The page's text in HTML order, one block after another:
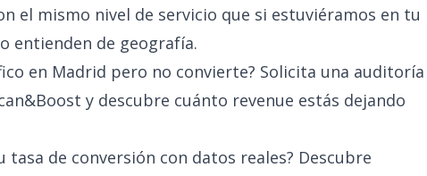
el mismo nivel de servicio que si estuviéramos en tu
entienden de geografía.
en Madrid pero no convierte? Solicita una auditoría
y descubre cuánto revenue estás dejando
tasa de conversión con datos reales? Descubre